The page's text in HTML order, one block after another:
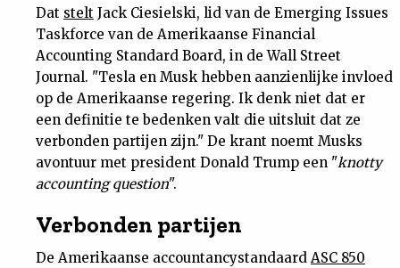
Tuchtrecht
Magazine
Podcast
Dossiers
Nieuwsbrief
Dat stelt Jack Ciesielski, lid van de Emerging Issues
Taskforce van de Amerikaanse Financial
Accounting Standard Board, in de Wall Street
Journal. "Tesla en Musk hebben aanzienlijke invloed
op de Amerikaanse regering. Ik denk niet dat er
een definitie te bedenken valt die uitsluit dat ze
verbonden partijen zijn." De krant noemt Musks
avontuur met president Donald Trump een "knotty
accounting question".
Verbonden partijen
De Amerikaanse accountancystandaard ASC 850